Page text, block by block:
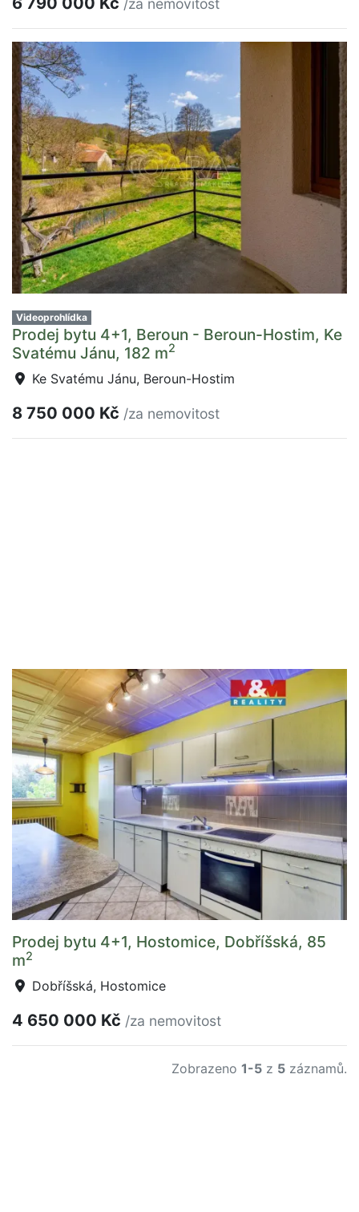
/za nemovitost
Videoprohlídka
Prodej bytu 4+1, Beroun - Beroun-Hostim, Ke
Svatému Jánu, 182 m2
Ke Svatému Jánu, Beroun-Hostim
8 750 000 Kč /za nemovitost
Prodej bytu 4+1, Hostomice, Dobříšská, 85
m2
Dobříšská, Hostomice
4 650 000 Kč /za nemovitost
Zobrazeno 1-5 z 5 záznamů.